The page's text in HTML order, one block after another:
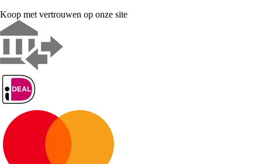
Koop met vertrouwen op onze site